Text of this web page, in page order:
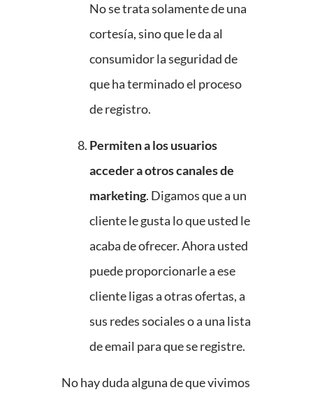
No se trata solamente de una
cortesía, sino que le da al
consumidor la seguridad de
que ha terminado el proceso
de registro.
Permiten a los usuarios
acceder a otros canales de
marketing. Digamos que a un
cliente le gusta lo que usted le
acaba de ofrecer. Ahora usted
puede proporcionarle a ese
cliente ligas a otras ofertas, a
sus redes sociales o a una lista
de email para que se registre.
No hay duda alguna de que vivimos